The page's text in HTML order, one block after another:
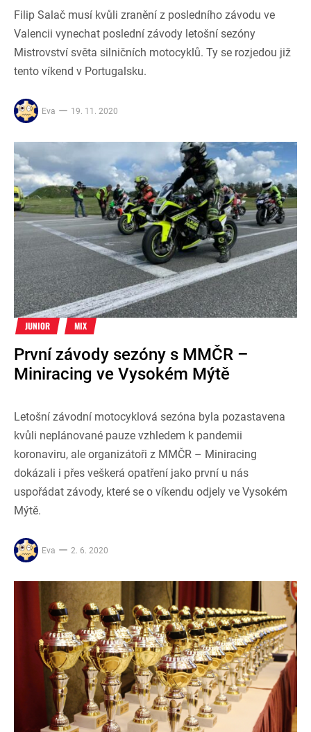
Filip Salač musí kvůli zranění z posledního závodu ve
Valencii vynechat poslední závody letošní sezóny
Mistrovství světa silničních motocyklů. Ty se rozjedou již
tento víkend v Portugalsku.
Eva 19. 11. 2020
JUNIOR MIX
První závody sezóny s MMČR –
Miniracing ve Vysokém Mýtě
Letošní závodní motocyklová sezóna byla pozastavena
kvůli neplánované pauze vzhledem k pandemii
koronaviru, ale organizátoři z MMČR – Miniracing
dokázali i přes veškerá opatření jako první u nás
uspořádat závody, které se o víkendu odjely ve Vysokém
Mýtě.
Eva 2. 6. 2020